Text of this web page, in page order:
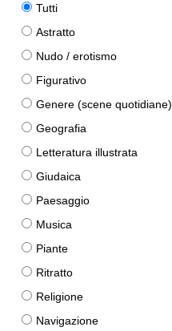
Tutti
Astratto
Nudo / erotismo
Figurativo
Genere (scene quotidiane)
Geografia
Letteratura illustrata
Giudaica
Paesaggio
Musica
Piante
Ritratto
Religione
Navigazione